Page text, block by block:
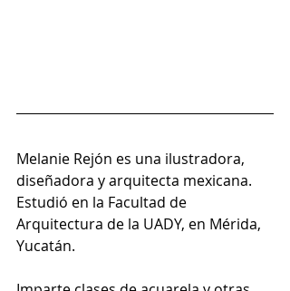
Melanie Rejón es una ilustradora,
diseñadora y arquitecta mexicana.
Estudió en la Facultad de
Arquitectura de la UADY, en Mérida,
Yucatán.